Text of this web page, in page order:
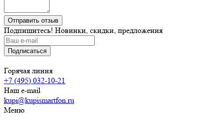
Подпишитесь! Новинки, скидки, предложения
Горячая линия
+7 (495) 032-10-21
Наш e-mail
kupi@kupismartfon.ru
Меню